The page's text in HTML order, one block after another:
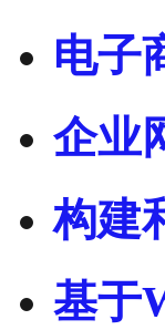
电子
企业
构建
基于